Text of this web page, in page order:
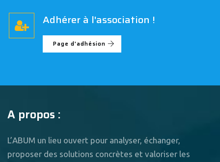
Adhérer à l'association !
Page d'adhésion
A propos :
L’ABUM un lieu ouvert pour analyser, échanger,
proposer des solutions concrètes et valoriser les